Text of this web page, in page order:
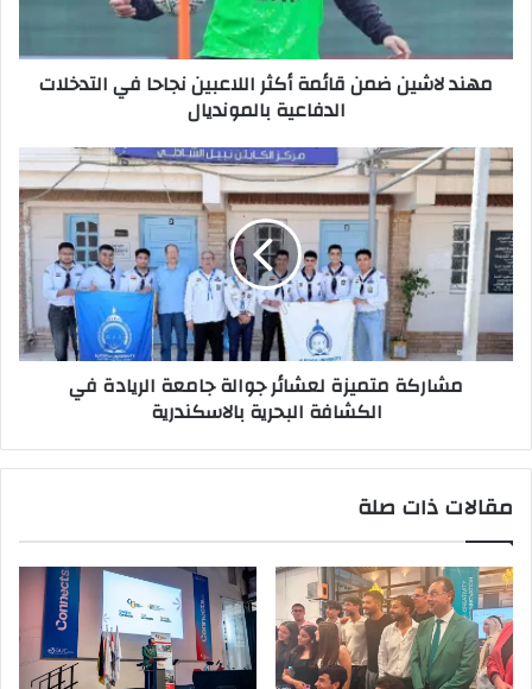
في
التدخلات
الدفاعية
مهند لاشين ضمن قائمة أكثر اللاعبين نجاحا في التدخلات
الدفاعية بالمونديال
مشاركة
متميزة
لعشائر
جوالة
جامعة
الريادة
الكشافة
البحرية
بالاسكندريةمشاركة متميزة لعشائر جوالة جامعة الريادة في
الكشافة البحرية بالاسكندرية
مقالات ذات صلة